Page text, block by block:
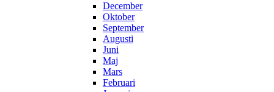
December
Oktober
September
Augusti
Juni
Maj
Mars
Februari